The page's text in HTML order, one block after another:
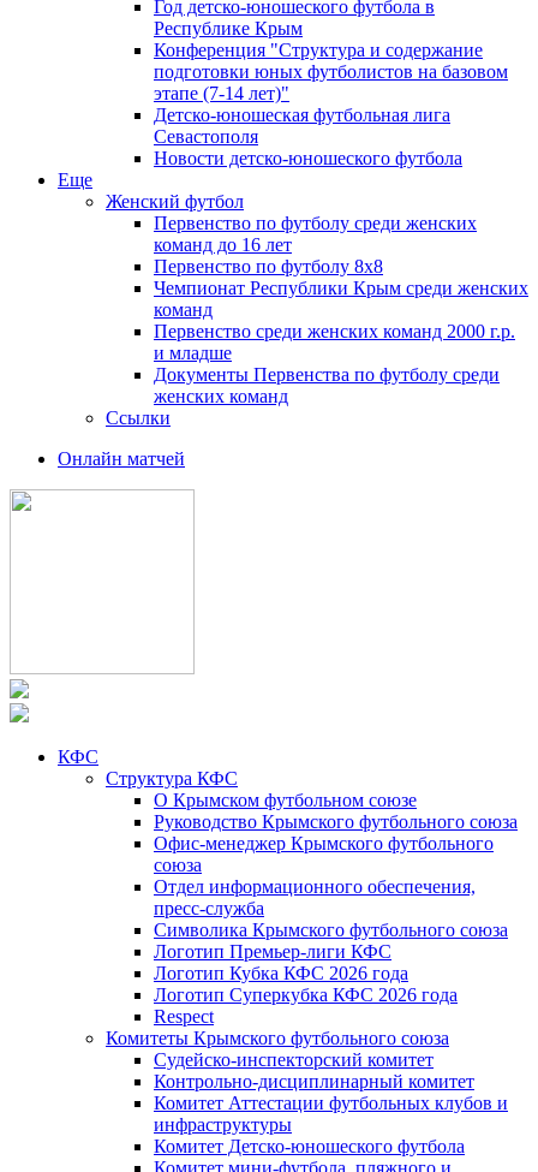
Год детско-юношеского футбола в
Республике Крым
Конференция "Структура и содержание
подготовки юных футболистов на базовом
этапе (7-14 лет)"
Детско-юношеская футбольная лига
Севастополя
Новости детско-юношеского футбола
Еще
Женский футбол
Первенство по футболу среди женских
команд до 16 лет
Первенство по футболу 8х8
Чемпионат Республики Крым среди женских
команд
Первенство среди женских команд 2000 г.р.
и младше
Документы Первенства по футболу среди
женских команд
Ссылки
Онлайн матчей
КФС
Структура КФС
О Крымском футбольном союзе
Руководство Крымского футбольного союза
Офис-менеджер Крымского футбольного
союза
Отдел информационного обеспечения,
пресс-служба
Символика Крымского футбольного союза
Логотип Премьер-лиги КФС
Логотип Кубка КФС 2026 года
Логотип Суперкубка КФС 2026 года
Respect
Комитеты Крымского футбольного союза
Судейско-инспекторский комитет
Контрольно-дисциплинарный комитет
Комитет Аттестации футбольных клубов и
инфраструктуры
Комитет Детско-юношеского футбола
Комитет мини-футбола, пляжного и